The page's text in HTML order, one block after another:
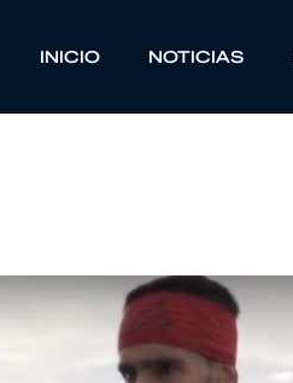
INICIO NOTICIAS